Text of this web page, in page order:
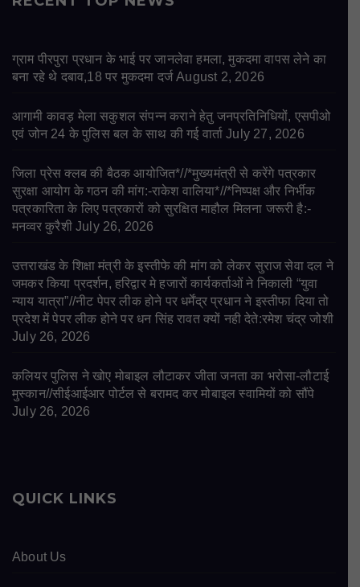
ग्राम पीरपुरा प्रधान के भाई पर जानलेवा हमला, मुकदमा वापस लेने का
बना रहे थे दबाव,18 पर मुकदमा दर्ज August 2, 2026
आगामी कावड़ मेला सकुशल संपन्न कराने हेतु जनप्रतिनिधियों, एसपीओ
एवं जोन 24 के पुलिस बल के साथ की गई वार्ता July 27, 2026
जिला प्रेस क्लब की बैठक आयोजित*//*मुख्यमंत्री से करेंगे पत्रकार
सुरक्षा आयोग के गठन की मांग:-राकेश वालिया*//*निष्पक्ष और निर्भीक
पत्रकारिता के लिए पत्रकारों को सुरक्षित माहौल मिलना जरूरी है:-
मनव्वर कुरैशी July 26, 2026
उत्तराखंड के शिक्षा मंत्री के इस्तीफे की मांग को लेकर सुराज सेवा दल ने
जमकर किया प्रदर्शन, हरिद्वार मे हजारों कार्यकर्ताओं ने निकाली “युवा
न्याय यात्रा”//नीट पेपर लीक होने पर धर्मेंद्र प्रधान ने इस्तीफा दिया तो
प्रदेश में पेपर लीक होने पर धन सिंह रावत क्यों नही देते:रमेश चंद्र जोशी
July 26, 2026
कलियर पुलिस ने खोए मोबाइल लौटाकर जीता जनता का भरोसा-लौटाई
मुस्कान//सीईआईआर पोर्टल से बरामद कर मोबाइल स्वामियों को सौंपे
July 26, 2026
QUICK LINKS
About Us